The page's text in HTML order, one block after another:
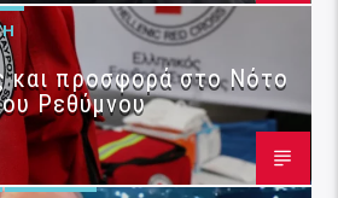
και προσφορά στο Νότο
Ρεθύμνου